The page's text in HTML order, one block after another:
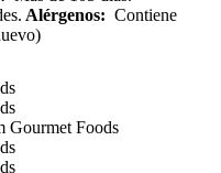
Alérgenos: Contiene